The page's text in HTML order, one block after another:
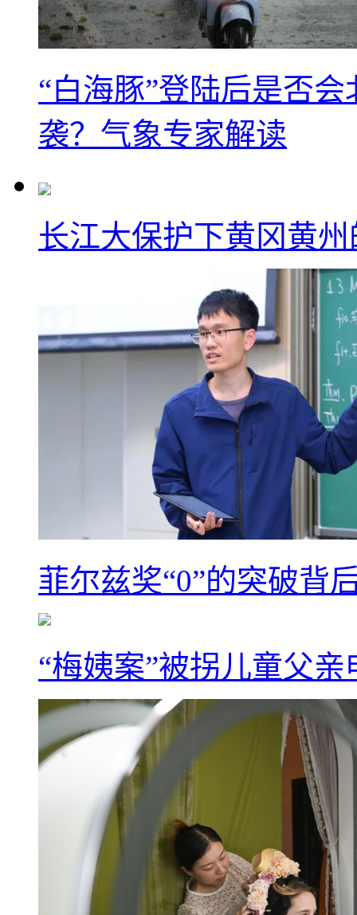
“白海豚”登陆后是否
袭？气象专家解读
长江大保护下黄冈黄
菲尔兹奖“0”的突破背
“梅姨案”被拐儿童父